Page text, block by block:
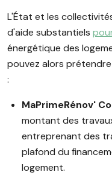
L'État et les
d'aide substantiels
énergétique des
pouvez alors
:
MaPrimeRénov'
montant des
entreprenant des
plafond du
logement.